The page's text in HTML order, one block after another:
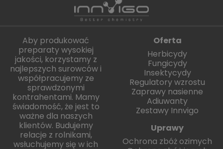
Aby produkować
preparaty wysokiej
jakości, korzystamy z
najlepszych surowców i
współpracujemy ze
sprawdzonymi
kontrahentami. Mamy
świadomość, że jest to
ważne dla naszych
klientów. Budujemy
relacje z rolnikami,
wsłuchujemy się w ich
Oferta
Herbicydy
Fungicydy
Insektycydy
Regulatory wzrostu
Zaprawy nasienne
Adiuwanty
Zestawy Innvigo
Uprawy
Ochrona zbóż ozimych